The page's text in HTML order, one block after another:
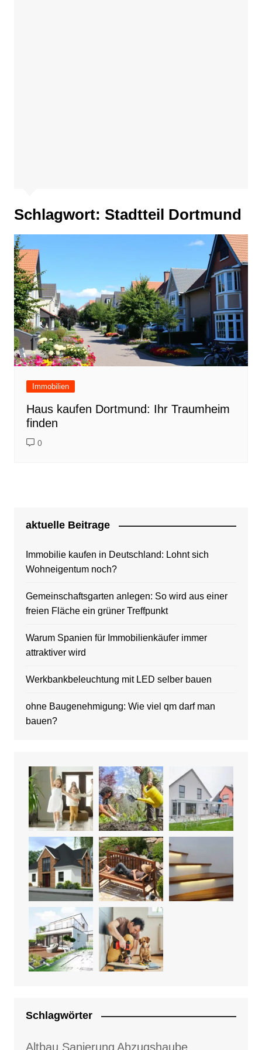
Schlagwort: Stadtteil Dortmund
Immobilien
Haus kaufen Dortmund: Ihr Traumheim
finden
0
aktuelle Beitrage
Immobilie kaufen in Deutschland: Lohnt sich
Wohneigentum noch?
Gemeinschaftsgarten anlegen: So wird aus einer
freien Fläche ein grüner Treffpunkt
Warum Spanien für Immobilienkäufer immer
attraktiver wird
Werkbankbeleuchtung mit LED selber bauen
ohne Baugenehmigung: Wie viel qm darf man
bauen?
Schlagwörter
Altbau Sanierung Abzugshaube